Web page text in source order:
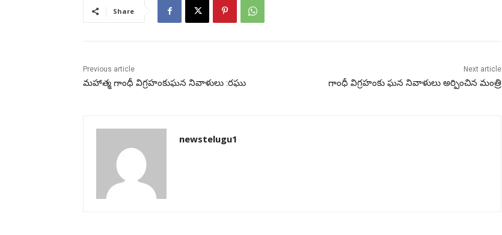
Share
Previous article
మహాత్మ గాంధీ విగ్రహంకుఘన నివాళులు :రఘు
Next article
గాంధీ విగ్రహంకు ఘన నివాళులు అర్పించిన మంత్రి
newstelugu1